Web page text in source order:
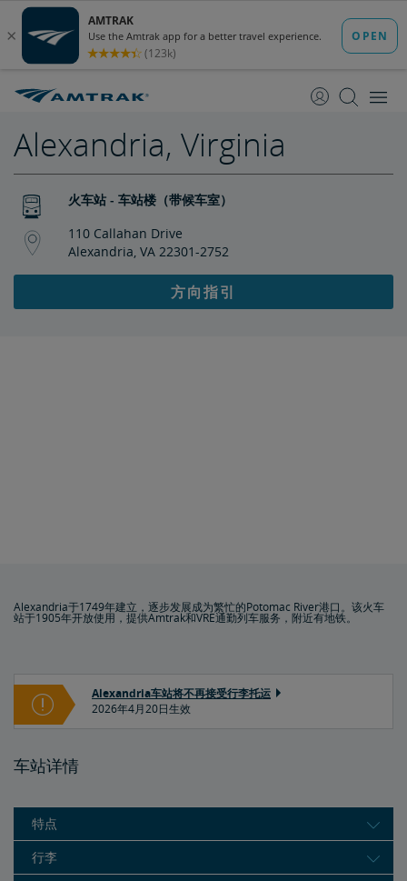
至
至
Alexandria, Virginia
火车站 - 车站楼（带候车室）
110 Callahan Drive
Alexandria, VA 22301-2752
方向指引
Alexandria于1749年建立，逐步发展成为繁忙的Potomac River港口。该火车
站于1905年开放使用，提供Amtrak和VRE通勤列车服务，附近有地铁。
Alexandria车站将不再接受行李托运
2026年4月20日生效
车站详情
特点
行李